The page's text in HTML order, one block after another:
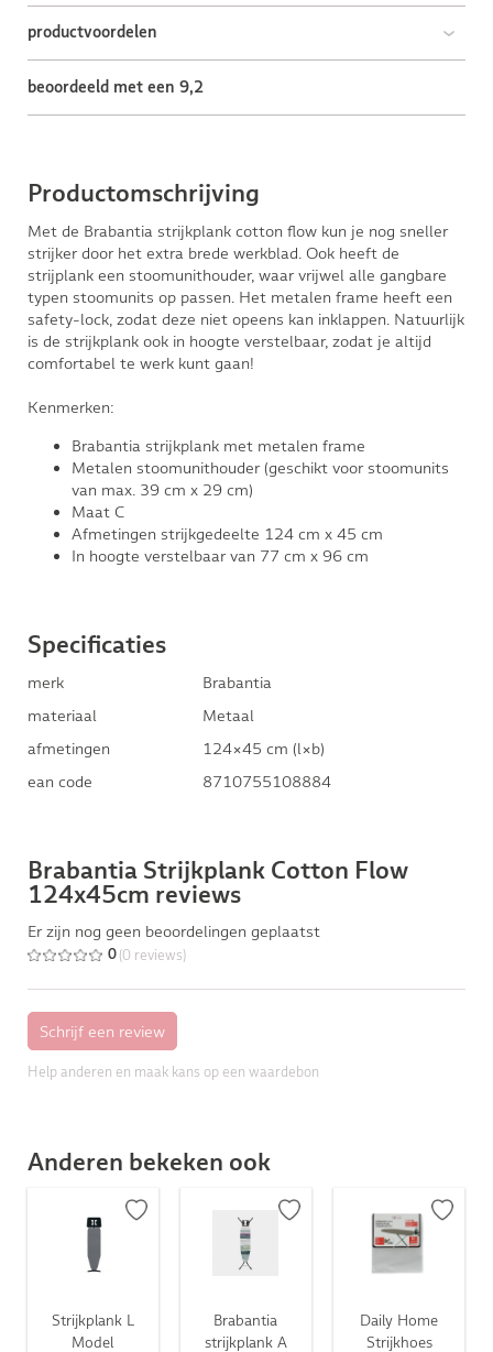
productvoordelen
beoordeeld met een 9,2
Productomschrijving
Met de Brabantia strijkplank cotton flow kun je nog sneller
strijker door het extra brede werkblad. Ook heeft de
strijplank een stoomunithouder, waar vrijwel alle gangbare
typen stoomunits op passen. Het metalen frame heeft een
safety-lock, zodat deze niet opeens kan inklappen. Natuurlijk
is de strijkplank ook in hoogte verstelbaar, zodat je altijd
comfortabel te werk kunt gaan!
Kenmerken:
Brabantia strijkplank met metalen frame
Metalen stoomunithouder (geschikt voor stoomunits
van max. 39 cm x 29 cm)
Maat C
Afmetingen strijkgedeelte 124 cm x 45 cm
In hoogte verstelbaar van 77 cm x 96 cm
Specificaties
merk
Brabantia
materiaal
Metaal
afmetingen
124×45 cm (l×b)
ean code
8710755108884
Brabantia Strijkplank Cotton Flow
124x45cm reviews
Er zijn nog geen beoordelingen geplaatst
0 (0 reviews)
Help anderen en maak kans op een waardebon
Anderen bekeken ook
Strijkplank L
Model
Brabantia
strijkplank A
Daily Home
Strijkhoes